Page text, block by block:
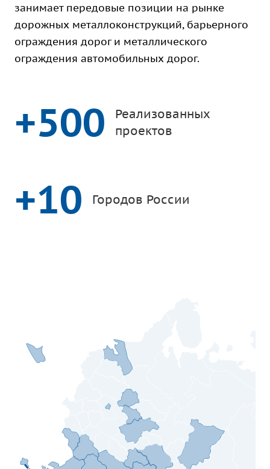
занимает передовые позиции на рынке
дорожных металлоконструкций, барьерного
ограждения дорог и металлического
ограждения автомобильных дорог.
+500
Реализованных
проектов
+10 Городов России